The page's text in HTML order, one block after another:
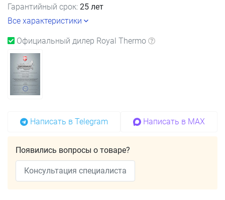
Гарантийный срок: 25 лет
Все характеристики
Официальный дилер Royal Thermo
Написать в Telegram Написать в MAX
Появились вопросы о товаре?
Консультация специалиста